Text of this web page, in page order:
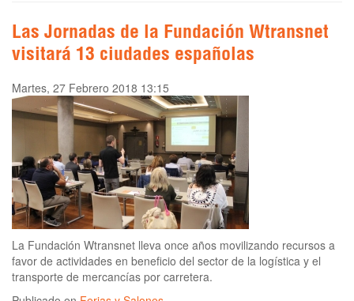
Las Jornadas de la Fundación Wtransnet
visitará 13 ciudades españolas
Martes, 27 Febrero 2018 13:15
La Fundación Wtransnet lleva once años movilizando recursos a
favor de actividades en beneficio del sector de la logística y el
transporte de mercancías por carretera.